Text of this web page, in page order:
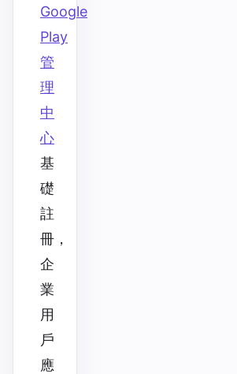
Google
Play
管
理
中
心
基
礎
註
冊，
企
業
用
戶
應